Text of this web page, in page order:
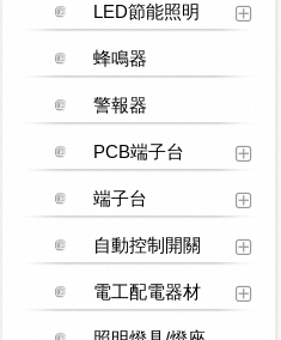
LED節能照明
蜂鳴器
警報器
PCB端子台
端子台
自動控制開關
電工配電器材